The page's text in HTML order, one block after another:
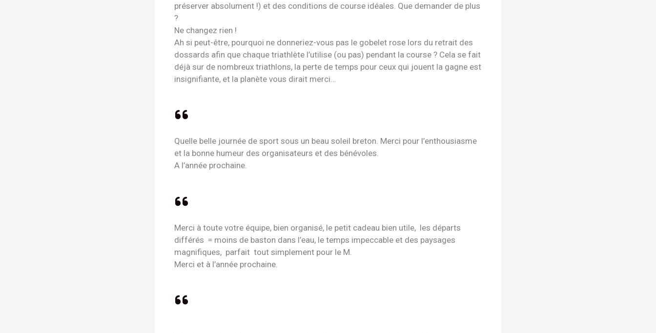
préserver absolument !) et des conditions de course idéales. Que demander de plus
?
Ne changez rien !
Ah si peut-être, pourquoi ne donneriez-vous pas le gobelet rose lors du retrait des
dossards afin que chaque triathlète l’utilise (ou pas) pendant la course ? Cela se fait
déjà sur de nombreux triathlons, la perte de temps pour ceux qui jouent la gagne est
insignifiante, et la planète vous dirait merci…
Quelle belle journée de sport sous un beau soleil breton. Merci pour l’enthousiasme
et la bonne humeur des organisateurs et des bénévoles.
A l’année prochaine.
Merci à toute votre équipe, bien organisé, le petit cadeau bien utile, les départs
différés = moins de baston dans l’eau, le temps impeccable et des paysages
magnifiques, parfait tout simplement pour le M.
Merci et à l’année prochaine.